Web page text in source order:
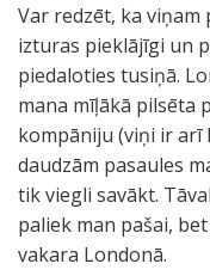
Var redzēt, ka
izturas pieklājīgi un
piedaloties tusiņā.
mana mīļākā pilsēta
kompāniju (viņi ir arī
daudzām pasaules
tik viegli savākt.
paliek man pašai,
vakara Londonā.